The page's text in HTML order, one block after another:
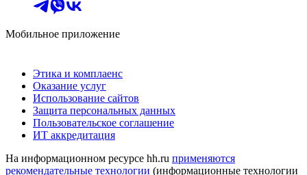
Мобильное приложение
Этика и комплаенс
Оказание услуг
Использование сайтов
Защита персональных данных
Пользовательское соглашение
ИТ аккредитация
На информационном ресурсе hh.ru применяются
рекомендательные технологии (информационные технологии